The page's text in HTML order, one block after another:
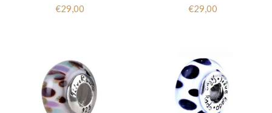
€29,00 €29,00